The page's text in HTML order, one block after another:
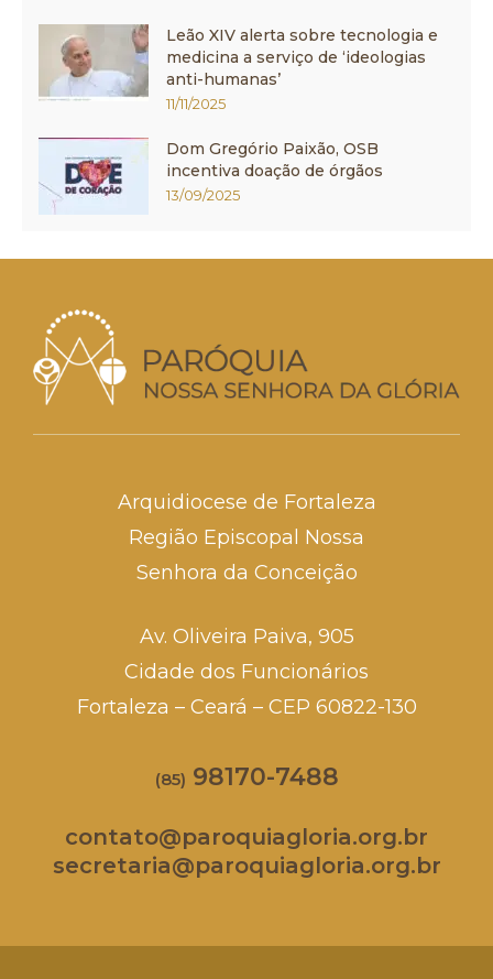
Leão XIV alerta sobre tecnologia e
medicina a serviço de ‘ideologias
anti-humanas’
11/11/2025
Dom Gregório Paixão, OSB
incentiva doação de órgãos
13/09/2025
Arquidiocese de Fortaleza
Região Episcopal Nossa
Senhora da Conceição
Av. Oliveira Paiva, 905
Cidade dos Funcionários
Fortaleza – Ceará – CEP 60822-130
(85) 98170-7488
contato@paroquiagloria.org.br
secretaria@paroquiagloria.org.br